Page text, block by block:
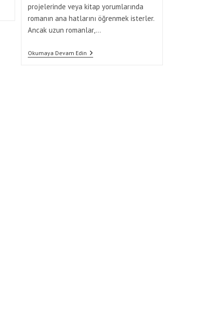
projelerinde veya kitap yorumlarında
romanın ana hatlarını öğrenmek isterler.
Ancak uzun romanlar,…
Okumaya Devam EdinRoman